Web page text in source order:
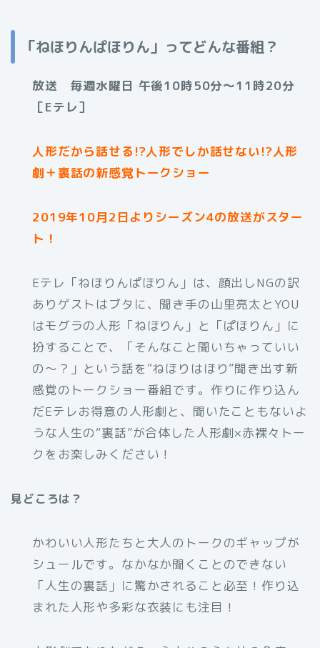
「ねほりんぱほりん」ってどんな番組？
放送 毎週水曜日 午後10時50分～11時20分
［Eテレ］
人形だから話せる!?人形でしか話せない!?人形
劇＋裏話の新感覚トークショー
2019年10月2日よりシーズン4の放送がスター
ト！
Eテレ「ねほりんぱほりん」は、顔出しNGの訳
ありゲストはブタに、聞き手の山里亮太とYOU
はモグラの人形「ねほりん」と「ぱほりん」に
扮することで、「そんなこと聞いちゃっていい
の～？」という話を“ねほりはほり”聞き出す新
感覚のトークショー番組です。作りに作り込ん
だEテレお得意の人形劇と、聞いたこともないよ
うな人生の“裏話”が合体した人形劇×赤裸々トー
クをお楽しみください！
見どころは？
かわいい人形たちと大人のトークのギャップが
シュールです。なかなか聞くことのできない
「人生の裏話」に驚かされること必至！作り込
まれた人形や多彩な衣装にも注目！